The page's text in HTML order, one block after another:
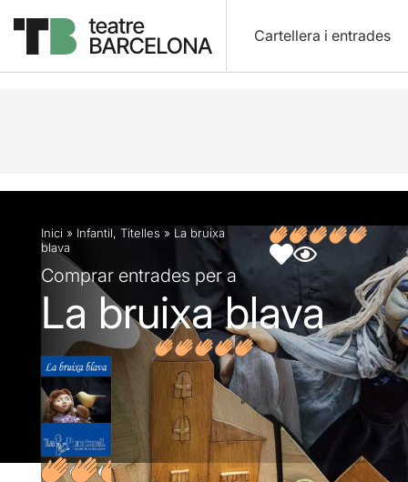
Cartellera i entrades
Descripció Fitxa artística Fotos i vídeos
Inici » Infantil, Titelles » La bruixa
blava
Comprar entrades per a
La bruixa blava